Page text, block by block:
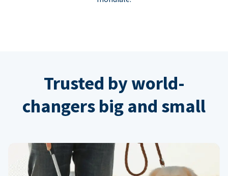
Trusted by world-
changers big and small